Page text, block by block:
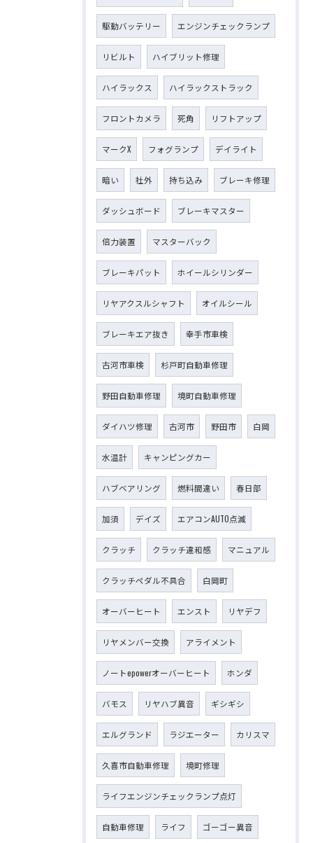
駆動バッテリー エンジンチェックランプ
リビルト ハイブリット修理
ハイラックス ハイラックストラック
フロントカメラ 死角 リフトアップ
マークX フォグランプ デイライト
暗い 社外 持ち込み ブレーキ修理
ダッシュボード ブレーキマスター
倍力装置 マスターバック
ブレーキパット ホイールシリンダー
リヤアクスルシャフト オイルシール
ブレーキエア抜き 幸手市車検
古河市車検 杉戸町自動車修理
野田自動車修理 境町自動車修理
ダイハツ修理 古河市 野田市 白岡
水温計 キャンピングカー
ハブベアリング 燃料間違い 春日部
加須 デイズ エアコンAUTO点滅
クラッチ クラッチ違和感 マニュアル
クラッチペダル不具合 白岡町
オーバーヒート エンスト リヤデフ
リヤメンバー交換 アライメント
ノートepowerオーバーヒート ホンダ
バモス リヤハブ異音 ギシギシ
エルグランド ラジエーター カリスマ
久喜市自動車修理 境町修理
ライフエンジンチェックランプ点灯
自動車修理 ライフ ゴーゴー異音